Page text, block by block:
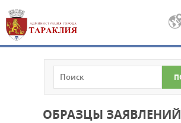
ОБРАЗЦЫ ЗАЯВЛЕНИЙ